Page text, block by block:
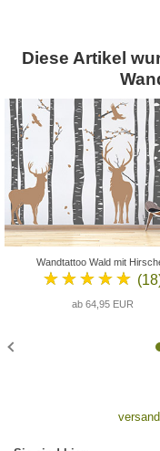
Diese Artikel
Wandtattoo Wald mit
★★★★★
ab 64,95 EUR